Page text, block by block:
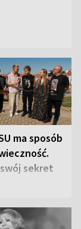
ma sposób
sekret